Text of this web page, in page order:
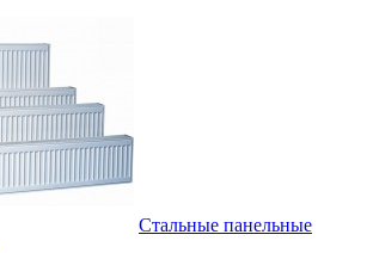
Стальные панельные